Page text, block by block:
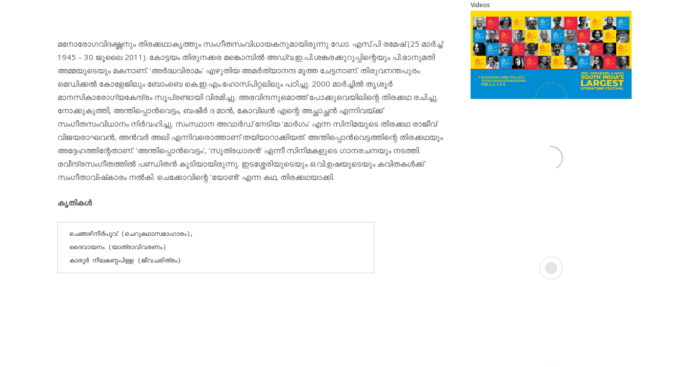
മനോരോഗവിദഗ്ദ്ധനും തിരക്കഥാകൃത്തും സംഗീതസംവിധായകനുമായിരുന്നു ഡോ. എസ്.പി രമേഷ് (25 മാര്‍ച്ച്
1945 – 30 ജൂലൈ 2011). കോട്ടയം തിരുനക്കര മങ്കൊമ്പില്‍ അഡ്വ.ഇ.പി.ശങ്കരക്കുറുപ്പിന്റെയും പി.ഭാനുമതി
അമ്മയുടെയും മകനാണ്. ‘അര്‍ദ്ധവിരാമം’ എഴുതിയ അമര്‍ത്യാനന്ദ മൂത്ത ചേട്ടനാണ്. തിരുവനന്തപുരം
മെഡിക്കല്‍ കോളേജിലും ബോംബെ കെ.ഇ.എം.ഹോസ്പിറ്റലിലും പഠിച്ചു. 2000 മാര്‍ച്ചില്‍ തൃശൂര്‍
മാനസികാരോഗ്യകേന്ദ്രം സൂപ്രണ്ടായി വിരമിച്ചു. അരവിന്ദനുമൊത്ത് പോക്കുവെയിലിന്റെ തിരക്കഥ രചിച്ചു.
നോക്കുകുത്തി, അന്തിപ്പൊന്‍വെട്ടം, ബഷീര്‍ ദ മാന്‍, കോവിലന്‍ എന്റെ അച്ഛാച്ഛന്‍ എന്നിവയ്ക്ക്
സംഗീതസംവിധാനം നിര്‍വഹിച്ചു. സംസ്ഥാന അവാര്‍ഡ് നേടിയ ‘മാര്‍ഗം’ എന്ന സിനിമയുടെ തിരക്കഥ രാജീവ്
വിജയരാഘവന്‍, അന്‍വര്‍ അലി എന്നിവരൊത്താണ് തയ്യാറാക്കിയത്. അന്തിപ്പൊന്‍വെട്ടത്തിന്റെ തിരക്കഥയും
അദ്ദേഹത്തിന്റേതാണ്. ‘അന്തിപ്പൊന്‍വെട്ടം’, ‘സൂത്രധാരന്‍’ എന്നീ സിനിമകളുടെ ഗാനരചനയും നടത്തി.
രവീന്ദ്രസംഗീതത്തില്‍ പണ്ഡിതന്‍ കൂടിയായിരുന്നു. ഇടശ്ശേരിയുടെയും ഒ.വി.ഉഷയുടെയും കവിതകള്‍ക്ക്
സംഗീതാവിഷ്‌കാരം നല്‍കി. ചെക്കോവിന്റെ ‘യോണ്‍’ എന്ന കഥ, തിരക്കഥയാക്കി.
കൃതികള്‍
ചെങ്ങഴിനീര്‍പൂവ് (ചെറുകഥാസമാഹാരം),
ദൈ­വാ­യ­നം (യാത്രാവിവരണം)
കാരൂര്‍ നീലകണ്ഠപിള്ള (ജീവചരിത്രം)
Videos